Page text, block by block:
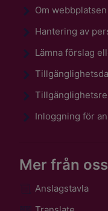
Om webbplatsen
Hantering av
Lämna förslag
Inloggning för
Mer från oss
Anslagstavla